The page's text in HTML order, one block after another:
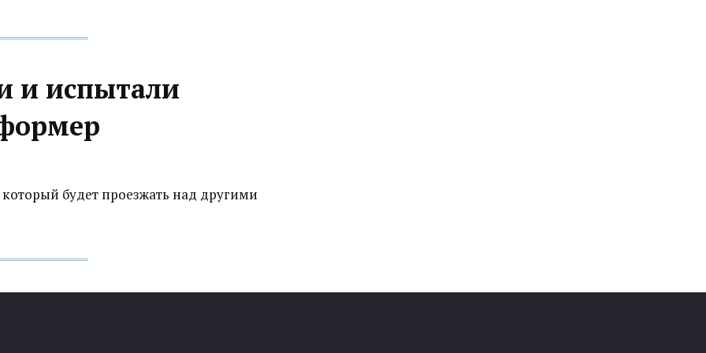
и испытали
будет проезжать над другими